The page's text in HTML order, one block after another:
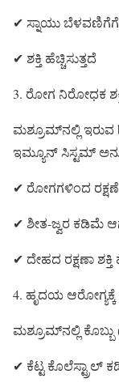
✔ ಸ್ನಾಯು
✔ ಶಕ್ತಿ ಹೆಚ್ಚಿಸುತ್ತದೆ
3. ರೋಗ ನಿರೋಧಕ ಶಕ್ತಿ
ಮಶ್ರೂಮ್‌ನಲ್ಲಿ ಇರುವ
ಇಮ್ಯೂನ್ ಸಿಸ್ಟಮ್
✔ ರೋಗಗಳಿಂದ ರಕ್ಷಣೆ
✔ ಶೀತ-ಜ್ವರ ಕಡಿಮೆ
✔ ದೇಹದ ರಕ್ಷಣಾ ಶಕ್ತಿ
4. ಹೃದಯ ಆರೋಗ್ಯಕ್ಕೆ
ಮಶ್ರೂಮ್‌ನಲ್ಲಿ ಕೊಬ್ಬು
✔ ಕೆಟ್ಟ ಕೊಲೆಸ್ಟ್ರಾಲ್